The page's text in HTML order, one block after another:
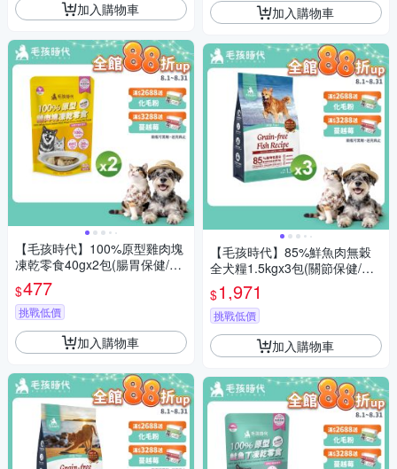
加入購物車
【毛孩時代】100%原型雞肉塊
凍乾零食40gx2包(腸胃保健/犬
貓凍乾/犬貓零食/貓咪凍乾/貓咪
零食)
$477
挑戰低價
加入購物車
加入購物車
【毛孩時代】85%鮮魚肉無穀
全犬糧1.5kgx3包(關節保健/狗
飼料/狗乾糧/無穀狗糧)
$1,971
挑戰低價
加入購物車